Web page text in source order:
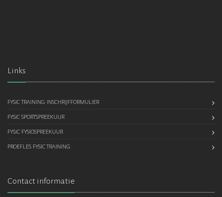
Links
FYSIC TRAINING INSCHRIJFFORMULIER
FYSIC SPORTSPREEKUUR
FYSIC FYSIOSPREEKUUR
PROEFLES FYSIC TRAINING
Contact informatie